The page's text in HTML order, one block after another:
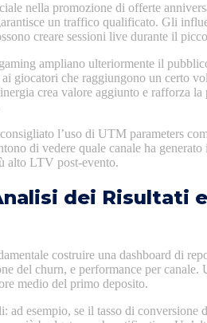
nella promozione di offerte
un traffico qualificato. Gli
creare sessioni live durante il
ampliano ulteriormente il
giocatori che raggiungono un certo
crea valore aggiunto e rafforza
l’uso di UTM parameters
di vedere quale canale ha
alto LTV post‑evento.
dei Risultati
costruire una dashboard di
del churn, e performance per
medio del primo deposito.
ad esempio, se il tasso di